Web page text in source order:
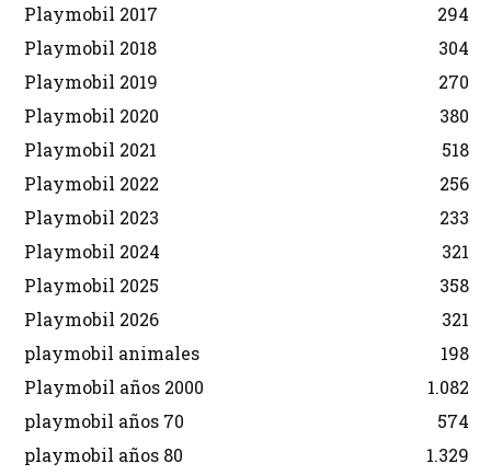
Playmobil 2017
294
Playmobil 2018
304
Playmobil 2019
270
Playmobil 2020
380
Playmobil 2021
518
Playmobil 2022
256
Playmobil 2023
233
Playmobil 2024
321
Playmobil 2025
358
Playmobil 2026
321
playmobil animales
198
Playmobil años 2000
1.082
playmobil años 70
574
playmobil años 80
1.329